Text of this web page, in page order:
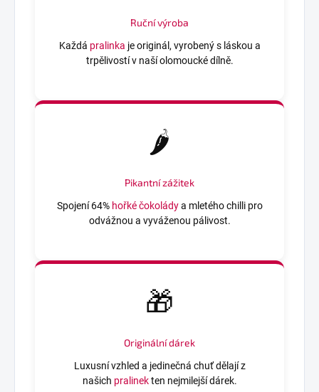
Ruční výroba
Každá pralinka je originál, vyrobený s láskou a
trpělivostí v naší olomoucké dílně.
🌶️
Pikantní zážitek
Spojení 64% hořké čokoládya mletého chilli pro
odvážnou a vyváženou pálivost.
🎁
Originální dárek
Luxusní vzhled a jedinečná chuť dělají z
našich pralinekten nejmilejší dárek.